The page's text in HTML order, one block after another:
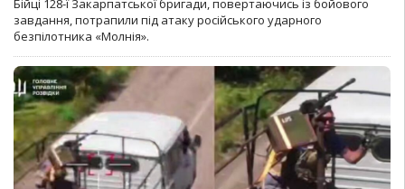
Бійці 128-ї Закарпатської бригади, повертаючись із бойового
завдання, потрапили під атаку російського ударного
безпілотника «Молнія».